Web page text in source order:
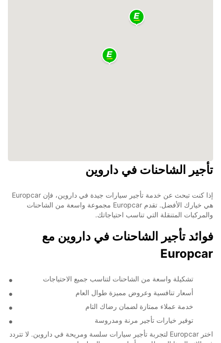
تأجير الشاحنات في داروين
إذا كنت تبحث عن خدمة تأجير سيارات جيدة في داروين، فإن Europcar
هي خيارك الأفضل. تقدم Europcar مجموعة واسعة من الشاحنات
والمركبات المتنقلة التي تناسب احتياجاتك.
فوائد تأجير الشاحنات في داروين مع
Europcar
تشكيلة واسعة من الشاحنات لتناسب جميع الاحتياجات
أسعار تنافسية وعروض مميزة طوال العام
خدمة عملاء ممتازة لضمان رضاك التام
توفير خيارات تأجير مرنة ومدروسة
اختر Europcar لتجربة تأجير سيارات سلسة ومريحة في داروين. لا تتردد